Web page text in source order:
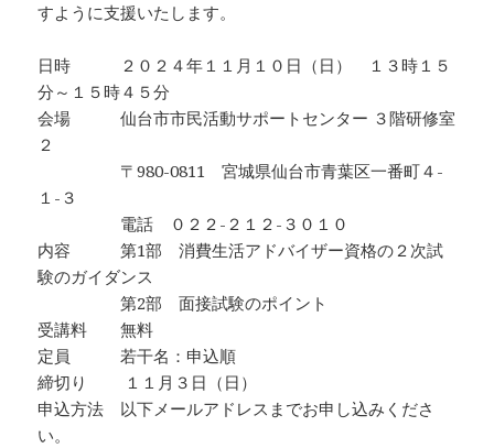
すように支援いたします。
日時 ２０２４年１１月１０日（日） １３時１５
分～１５時４５分
会場 仙台市市民活動サポートセンター ３階研修室
２
〒980-0811 宮城県仙台市青葉区一番町４-
１-３
電話 ０２２-２１２-３０１０
内容 第1部 消費生活アドバイザー資格の２次試
験のガイダンス
第2部 面接試験のポイント
受講料 無料
定員 若干名：申込順
締切り １１月３日（日）
申込方法 以下メールアドレスまでお申し込みくださ
い。